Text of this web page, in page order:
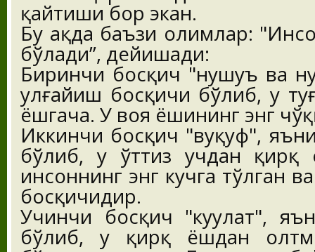
қайтиши бор экан.
Бу ҳақда баъзи олимлар:
бўлади”, дейишади:
Биринчи босқич "нушуъ ва
улғайиш босқичи бўлиб, у
ёшгача. У воя ёшининг энг
Иккинчи босқич "вуқуф",
бўлиб, у ўттиз учдан қирқ
инсоннинг энг кучга тўлган
босқичидир.
Учинчи босқич "куҳулат",
бўлиб, у қирқ ёшдан